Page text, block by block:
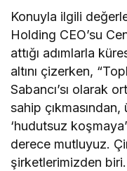
Konuyla ilgili
Holding CEO’su
attığı adımlarla
altını çizerken,
Sabancı’sı olarak
sahip
‘hudutsuz
derece mutluyuz.
şirketlerimizden